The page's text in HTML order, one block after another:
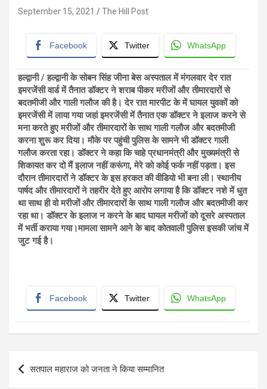
September 15, 2021 The Hill Post
Facebook Twitter WhatsApp
हल्द्वानी /हल्द्वानी के सोबन सिंह जीना बेस अस्पताल में मंगलवार देर रात
इमरजेंसी वार्ड में तैनात डॉक्टर ने शराब पीकर मरीजों और तीमारदारों से
बदतमीजी और गाली गलौज की है। देर रात मारपीट के में घायल युवकों को
इमरजेंसी में लाया गया जहां इमरजेंसी में तैनात एक डॉक्टर ने इलाज करने से
मना करते हुए मरीजों और तीमारदारों के साथ गाली गलौज और बदतमीजी
करना शुरू कर दिया। मौके पर पहुंची पुलिस के सामने भी डॉक्टर गाली
गलौज करता रहा। डॉक्टर ने कहा कि चाहे प्रधानमंत्री और मुख्यमंत्री से
शिकायत कर दो मैं इलाज नहीं करूंगा,मेरे को कोई फर्क नहीं पड़ता। इस
दौरान तीमारदारों ने डॉक्टर के इस हरकत की वीडियो भी बना ली। स्थानीय
पार्षद और तीमारदारों ने तहरीर देते हुए आरोप लगाया है कि डॉक्टर नशे में धुत
था साथ ही वो मरीजों और तीमारदारों के साथ गाली गलौज और बदतमीजी कर
रहा था। डॉक्टर के इलाज न करने के बाद घायल मरीजों को दूसरे अस्पताल
में भर्ती कराया गया।मामला सामने आने के बाद कोतवाली पुलिस इसकी जांच में
जुट गई है।
Facebook Twitter WhatsApp
Post
navigation
सतपाल महाराज को जनता ने किया सम्मानित